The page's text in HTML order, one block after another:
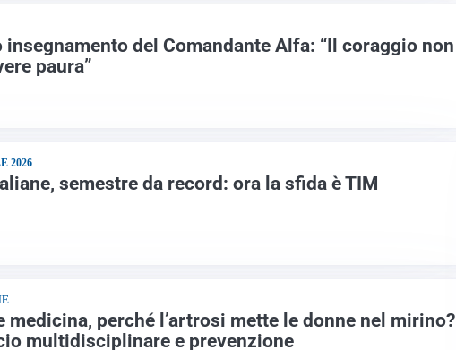
insegnamento del Comandante Alfa: “Il coraggio non
paura”
2026
semestre da record: ora la sfida è TIM
medicina, perché l’artrosi mette le donne nel mirino?
multidisciplinare e prevenzione